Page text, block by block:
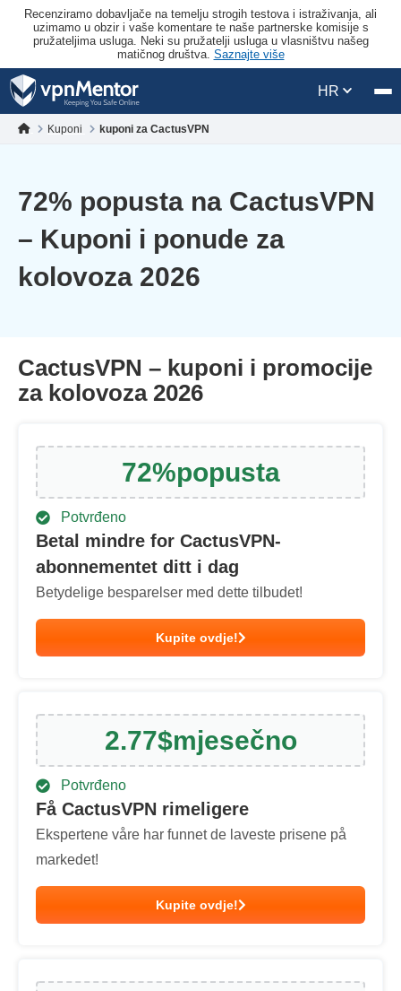
Recenziramo dobavljače na temelju strogih testova i istraživanja, ali
uzimamo u obzir i vaše komentare te naše partnerske komisije s
pružateljima usluga. Neki su pružatelji usluga u vlasništvu našeg
matičnog društva. Saznajte više
HR
Kuponi kuponi za CactusVPN
72% popusta na CactusVPN
– Kuponi i ponude za
kolovoza 2026
CactusVPN – kuponi i promocije
za kolovoza 2026
72%popusta
Potvrđeno
Betal mindre for CactusVPN-
abonnementet ditt i dag
Betydelige besparelser med dette tilbudet!
Kupite ovdje!
2.77$mjesečno
Potvrđeno
Få CactusVPN rimeligere
Ekspertene våre har funnet de laveste prisene på
markedet!
Kupite ovdje!